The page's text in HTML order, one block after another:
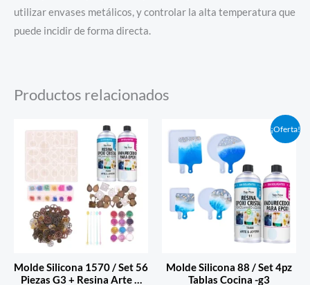
utilizar envases metálicos, y controlar la alta temperatura que
puede incidir de forma directa.
Productos relacionados
Molde Silicona 1570 / Set 56
Piezas G3 + Resina Arte &
¡Oferta!
Molde Silicona 88 / Set 4pz
Tablas Cocina -g3
precio
original
era:
UYU2.130,00.
precio